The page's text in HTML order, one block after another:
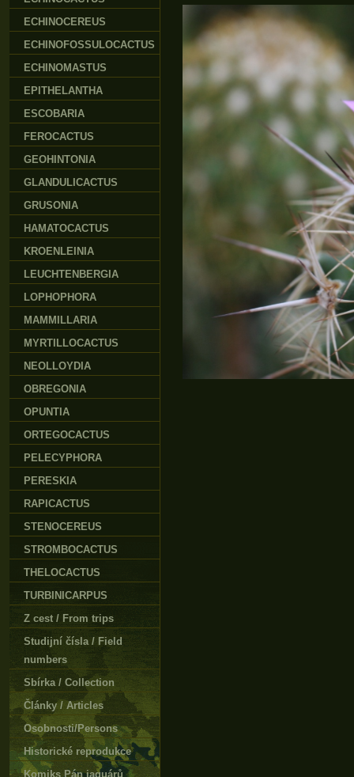
ECHINOCEREUS
ECHINOFOSSULOCACTUS
ECHINOMASTUS
EPITHELANTHA
ESCOBARIA
FEROCACTUS
GEOHINTONIA
GLANDULICACTUS
GRUSONIA
HAMATOCACTUS
KROENLEINIA
LEUCHTENBERGIA
LOPHOPHORA
MAMMILLARIA
MYRTILLOCACTUS
NEOLLOYDIA
OBREGONIA
OPUNTIA
ORTEGOCACTUS
PELECYPHORA
PERESKIA
RAPICACTUS
STENOCEREUS
STROMBOCACTUS
THELOCACTUS
TURBINICARPUS
Z cest / From trips
Studijní čísla / Field
numbers
Sbírka / Collection
Články / Articles
Osobnosti/Persons
Historické reprodukce
Komiks Pán jaguárů